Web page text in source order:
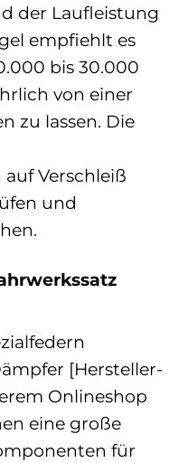
der Laufleistung
empfiehlt es
bis 30.000
von einer
zu lassen. Die
Verschleiß
und
[Hersteller-
Onlineshop
eine große
für